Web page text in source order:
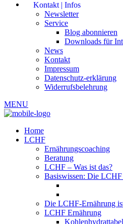
Kontakt | Infos
Newsletter
Service
Blog abonnieren
Downloads für
News
Kontakt
Impressum
Datenschutz-erklärung
Widerrufsbelehrung
MENU
Home
LCHF
Ernährungscoaching
Beratung
LCHF – Was ist das?
Basiswissen: Die
Die LCHF-Ernährung
LCHF Ernährung